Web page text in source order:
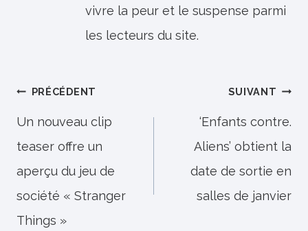
vivre la peur et le suspense parmi
les lecteurs du site.
Navigation
de
l’article
PRÉCÉDENT
Un nouveau clip
teaser offre un
aperçu du jeu de
société « Stranger
Things »
SUIVANT
‘Enfants contre.
Aliens’ obtient la
date de sortie en
salles de janvier